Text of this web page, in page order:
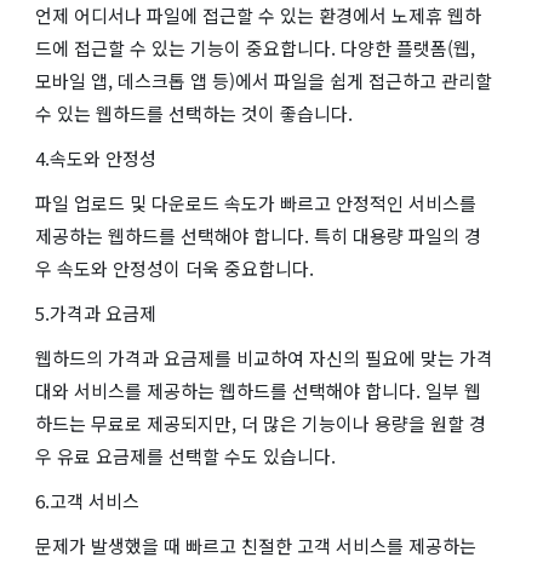
언제 어디서나 파일에 접근할 수 있는 환경에서 노제휴 웹하
드에 접근할 수 있는 기능이 중요합니다. 다양한 플랫폼(웹,
모바일 앱, 데스크톱 앱 등)에서 파일을 쉽게 접근하고 관리할
수 있는 웹하드를 선택하는 것이 좋습니다.
4.속도와 안정성
파일 업로드 및 다운로드 속도가 빠르고 안정적인 서비스를
제공하는 웹하드를 선택해야 합니다. 특히 대용량 파일의 경
우 속도와 안정성이 더욱 중요합니다.
5.가격과 요금제
웹하드의 가격과 요금제를 비교하여 자신의 필요에 맞는 가격
대와 서비스를 제공하는 웹하드를 선택해야 합니다. 일부 웹
하드는 무료로 제공되지만, 더 많은 기능이나 용량을 원할 경
우 유료 요금제를 선택할 수도 있습니다.
6.고객 서비스
문제가 발생했을 때 빠르고 친절한 고객 서비스를 제공하는